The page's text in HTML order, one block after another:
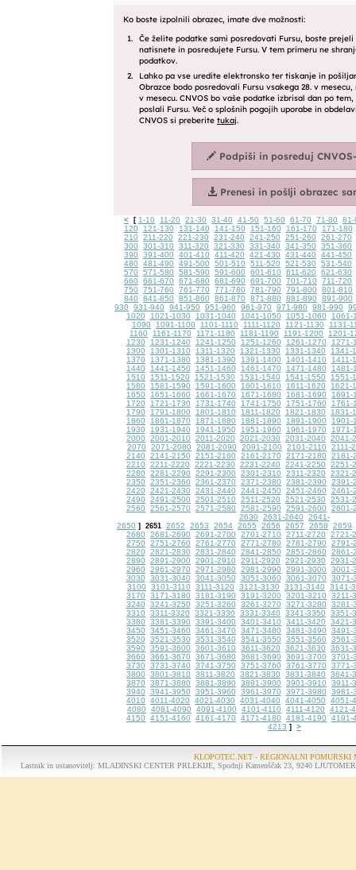
< [ 1-10 11-20 21-30 31-40 41-50 51-60 61-70 71-80
81-
120
121-130 131-140 141-150 151-160 161-170
171-180
210
211-220 221-230 231-240 241-250 251-260
261-270
300
301-310 311-320 321-330 331-340 341-350
351-360
390
391-400 401-410 411-420 421-430 431-440
441-450
480
481-490 491-500 501-510 511-520 521-530
531-540
570
571-580 581-590 591-600 601-610 611-620
621-630
660
661-670 671-680 681-690 691-700 701-710
711-720
750
751-760 761-770 771-780 781-790 791-800
801-810
840
841-850 851-860 861-870 871-880 881-890
891-900
930
931-940 941-950 951-960 961-970 971-980 981-990
1020
1021-1030 1031-1040 1041-1050 1051-1060
1061-
1090
1091-1100 1101-1110 1111-1120 1121-1130
1131-
1160
1161-1170 1171-1180 1181-1190 1191-1200
1201-
1230
1231-1240 1241-1250 1251-1260 1261-1270
1271-
1300
1301-1310 1311-1320 1321-1330 1331-1340
1341-
1370
1371-1380 1381-1390 1391-1400 1401-1410
1411-
1440
1441-1450 1451-1460 1461-1470 1471-1480
1481-
1510
1511-1520 1521-1530 1531-1540 1541-1550
1551-
1580
1581-1590 1591-1600 1601-1610 1611-1620
1621-
1650
1651-1660 1661-1670 1671-1680 1681-1690
1691-
1720
1721-1730 1731-1740 1741-1750 1751-1760
1761-
1790
1791-1800 1801-1810 1811-1820 1821-1830
1831-
1860
1861-1870 1871-1880 1881-1890 1891-1900
1901-
1930
1931-1940 1941-1950 1951-1960 1961-1970
1971-
2000
2001-2010 2011-2020 2021-2030 2031-2040
2041-
2070
2071-2080 2081-2090 2091-2100 2101-2110
2111-
2140
2141-2150 2151-2160 2161-2170 2171-2180
2181-
2210
2211-2220 2221-2230 2231-2240 2241-2250
2251-
2280
2281-2290 2291-2300 2301-2310 2311-2320
2321-
2350
2351-2360 2361-2370 2371-2380 2381-2390
2391-
2420
2421-2430 2431-2440 2441-2450 2451-2460
2461-
2490
2491-2500 2501-2510 2511-2520 2521-2530
2531-
2560
2561-2570 2571-2580 2581-2590 2591-2600
2601-
2630
2631-2640
2641-
2650 ] 2651 2652 2653 2654 2655 2656 2657 2658
2659
2680
2681-2690 2691-2700 2701-2710 2711-2720
2721-
2750
2751-2760 2761-2770 2771-2780 2781-2790
2791-
2820
2821-2830 2831-2840 2841-2850 2851-2860
2861-
2890
2891-2900 2901-2910 2911-2920 2921-2930
2931-
2960
2961-2970 2971-2980 2981-2990 2991-3000
3001-
3030
3031-3040 3041-3050 3051-3060 3061-3070
3071-
3100
3101-3110 3111-3120 3121-3130 3131-3140
3141-
3170
3171-3180 3181-3190 3191-3200 3201-3210
3211-
3240
3241-3250 3251-3260 3261-3270 3271-3280
3281-
3310
3311-3320 3321-3330 3331-3340 3341-3350
3351-
3380
3381-3390 3391-3400 3401-3410 3411-3420
3421-
3450
3451-3460 3461-3470 3471-3480 3481-3490
3491-
3520
3521-3530 3531-3540 3541-3550 3551-3560
3561-
3590
3591-3600 3601-3610 3611-3620 3621-3630
3631-
3660
3661-3670 3671-3680 3681-3690 3691-3700
3701-
3730
3731-3740 3741-3750 3751-3760 3761-3770
3771-
3800
3801-3810 3811-3820 3821-3830 3831-3840
3841-
3870
3871-3880 3881-3890 3891-3900 3901-3910
3911-
3940
3941-3950 3951-3960 3961-3970 3971-3980
3981-
4010
4011-4020 4021-4030 4031-4040 4041-4050
4051-
4080
4081-4090 4091-4100 4101-4110 4111-4120
4121-
4150
4151-4160 4161-4170 4171-4180 4181-4190
4191-
4213 ] >
KLOPOTEC.NET - REGIONALNI POMURSKI
Lastnik in ustanovitelj: MLADINSKI CENTER PRLEKIJE, Spodnji Kamenščak 23, 9240